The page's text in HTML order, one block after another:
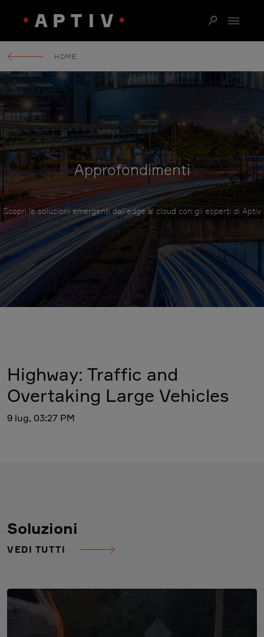
HOME
Approfondimenti
Scopri le soluzioni emergenti dall’edge al cloud con gli esperti di Aptiv
Highway: Traffic and
Overtaking Large Vehicles
9 lug, 03:27 PM
Soluzioni
VEDI TUTTI